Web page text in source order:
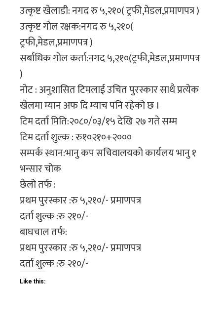
उत्कृष्ट खेलाडी: नगद रु ५,२१०( ट्रफी,मेडल,प्रमाणपत्र )
उत्कृष्ट गोल रक्षक:नगद रु ५,२१०(
ट्रफी,मेडल,प्रमाणपत्र )
सर्बाधिक गोल कर्ता:नगद ५,२१०(ट्रफी,मेडल,प्रमाणपत्र
)
नोट : अनुशासित टिमलाई उचित पुरस्कार साथै प्रत्येक
खेलमा म्यान अफ दि म्याच पनि रहेको छ ।
टिम दर्ता मिति:२०८०/०३/१५ देखि २७ गते सम्म
टिम दर्ता शुल्क : रु१०२१०+२०००
सम्पर्क स्थान:भानु कप सचिवालयको कार्यलय भानु १
भन्सार चोक
छेलो तर्फ :
प्रथम पुरस्कार :रु ५,२१०/- प्रमाणपत्र
दर्ता शुल्क :रु २१०/-
बाघचाल तर्फ:
प्रथम पुरस्कार :रु ५,२१०/- प्रमाणपत्र
दर्ता शुल्क :रु २१०/-
Like this: